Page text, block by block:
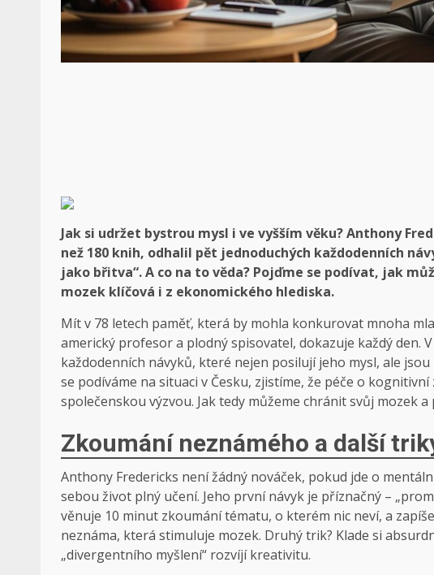
Jak si udržet bystrou mysl i ve vyšším věku? Anthony
než 180 knih, odhalil pět jednoduchých každodenních
jako břitva“. A co na to věda? Pojďme se podívat, jak
mozek klíčová i z ekonomického hlediska.
Mít v 78 letech paměť, která by mohla konkurovat mnoha
americký profesor a plodný spisovatel, dokazuje každý den.
každodenních návyků, které nejen posilují jeho mysl, ale
se podíváme na situaci v Česku, zjistíme, že péče o
společenskou výzvou. Jak tedy můžeme chránit svůj mozek
Zkoumání neznámého a další
Anthony Fredericks není žádný nováček, pokud jde o
sebou život plný učení. Jeho první návyk je příznačný –
věnuje 10 minut zkoumání tématu, o kterém nic neví, a
neznáma, která stimuluje mozek. Druhý trik? Klade si
„divergentního myšlení“ rozvíjí kreativitu.